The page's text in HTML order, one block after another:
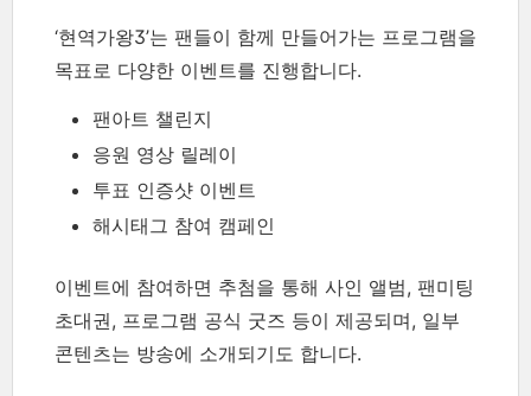
‘현역가왕3’는 팬들이 함께 만들어가는 프로그램을
목표로 다양한 이벤트를 진행합니다.
팬아트 챌린지
응원 영상 릴레이
투표 인증샷 이벤트
해시태그 참여 캠페인
이벤트에 참여하면 추첨을 통해 사인 앨범, 팬미팅
초대권, 프로그램 공식 굿즈 등이 제공되며, 일부
콘텐츠는 방송에 소개되기도 합니다.